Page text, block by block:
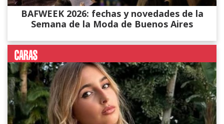
BAFWEEK 2026: fechas y novedades de la
Semana de la Moda de Buenos Aires